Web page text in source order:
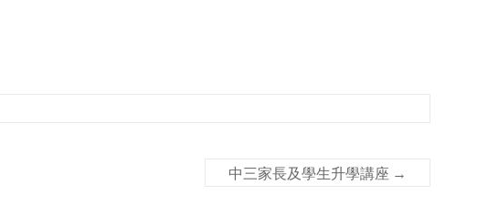
中三家長及學生升學講座 →